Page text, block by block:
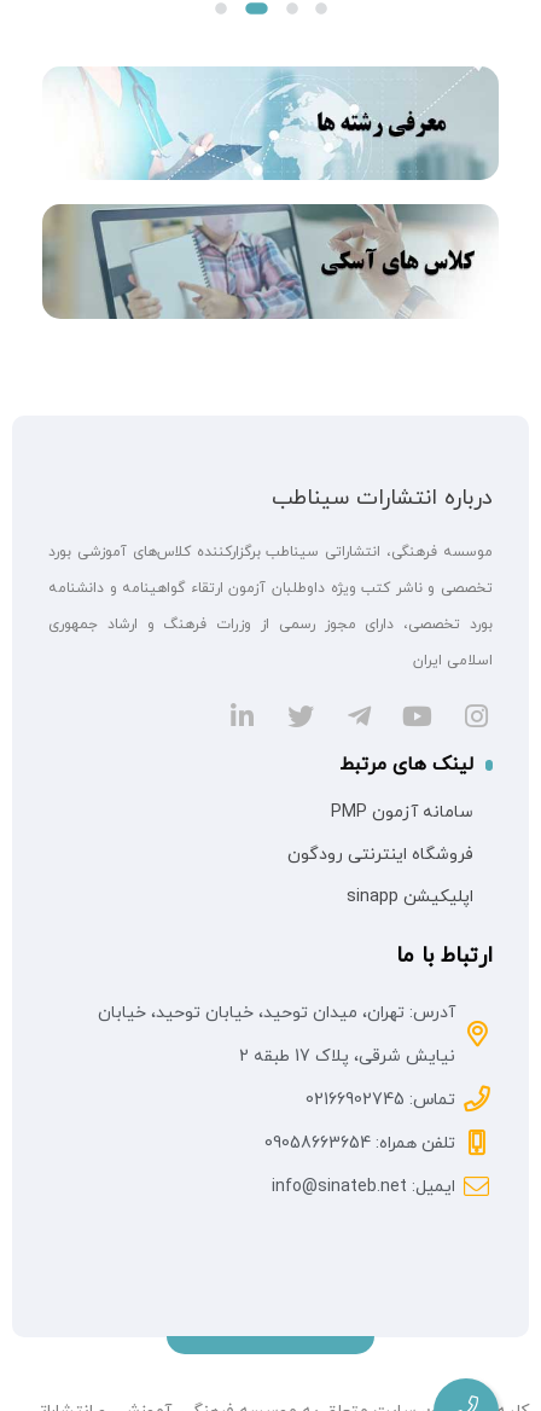
درباره انتشارات سیناطب
موسسه فرهنگی، انتشاراتی سیناطب برگزارکننده کلاس‌های آموزشی بورد
تخصصی و ناشر کتب ویژه داوطلبان آزمون ارتقاء گواهینامه و دانشنامه
بورد تخصصی، دارای مجوز رسمی از وزرات فرهنگ و ارشاد جمهوری
اسلامی ایران
لینک های مرتبط
سامانه آزمون PMP
فروشگاه اینترنتی رودگون
اپلیکیشن sinapp
ارتباط با ما
آدرس: تهران، میدان توحید، خیابان توحید، خیابان
نیایش شرقی، پلاک 17 طبقه 2
تماس: 02166902745
تلفن همراه: 09058663654
ایمیل: info@sinateb.net